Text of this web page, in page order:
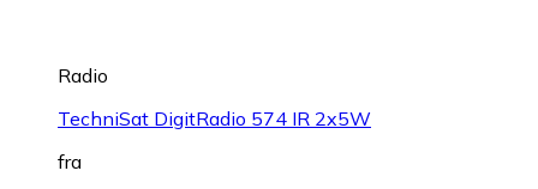
Radio
TechniSat DigitRadio 574 IR 2x5W
fra